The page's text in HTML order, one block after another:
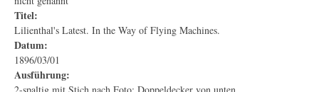
Titel:
Lilienthal's Latest. In the Way of Flying Machines.
Datum:
1896/03/01
Ausführung: